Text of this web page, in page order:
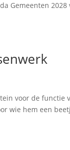
Gemeenten 2028
voor de functie
wie hem een